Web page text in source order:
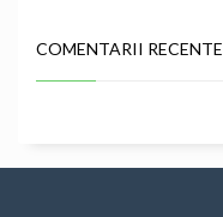
COMENTARII RECENTE